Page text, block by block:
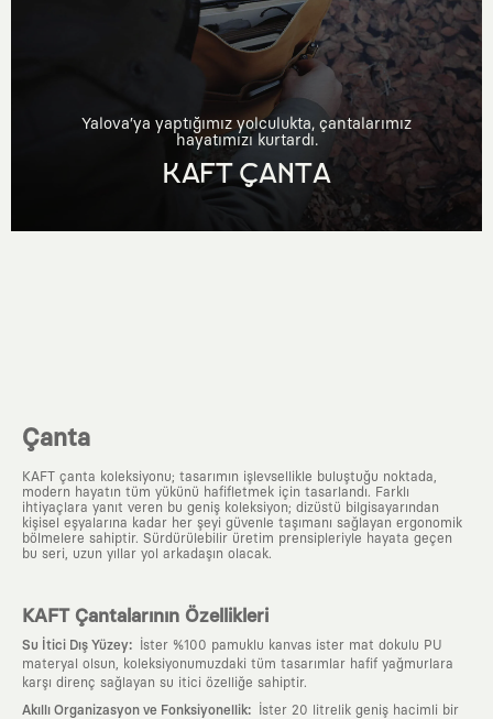
Yalova’ya yaptığımız yolculukta, çantalarımız
hayatımızı kurtardı.
KAFT ÇANTA
Çanta
KAFT çanta koleksiyonu; tasarımın işlevsellikle buluştuğu noktada,
modern hayatın tüm yükünü hafifletmek için tasarlandı. Farklı
ihtiyaçlara yanıt veren bu geniş koleksiyon; dizüstü bilgisayarından
kişisel eşyalarına kadar her şeyi güvenle taşımanı sağlayan ergonomik
bölmelere sahiptir. Sürdürülebilir üretim prensipleriyle hayata geçen
bu seri, uzun yıllar yol arkadaşın olacak.
KAFT Çantalarının Özellikleri
Su İtici Dış Yüzey:
İster %100 pamuklu kanvas ister mat dokulu PU
materyal olsun, koleksiyonumuzdaki tüm tasarımlar hafif yağmurlara
karşı direnç sağlayan su itici özelliğe sahiptir.
Akıllı Organizasyon ve Fonksiyonellik:
İster 20 litrelik geniş hacimli bir